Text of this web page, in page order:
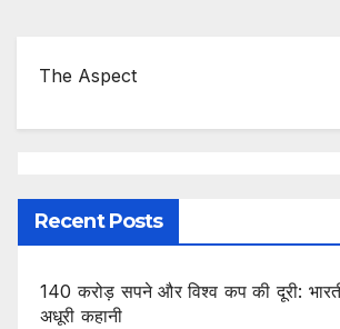
The Aspect
Recent Posts
140 करोड़ सपने और विश्व कप की दूरी:
अधूरी कहानी